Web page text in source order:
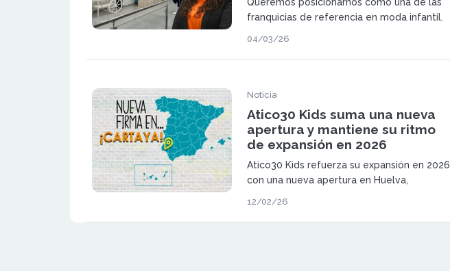
franquicias de referencia en moda infantil.
04/03/26
Noticia
Atico30 Kids suma una nueva
apertura y mantiene su ritmo
de expansión en 2026
Atico30 Kids refuerza su expansión en 2026
con una nueva apertura en Huelva,
mayor crecimiento en el mercado nacional.
12/02/26